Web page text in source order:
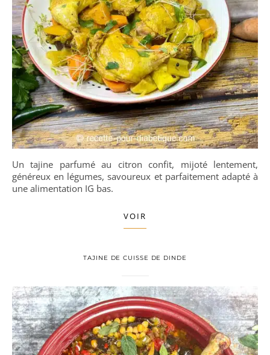
Un tajine parfumé au citron confit, mijoté lentement,
généreux en légumes, savoureux et parfaitement adapté à
une alimentation IG bas.
VOIR
TAJINE DE CUISSE DE DINDE